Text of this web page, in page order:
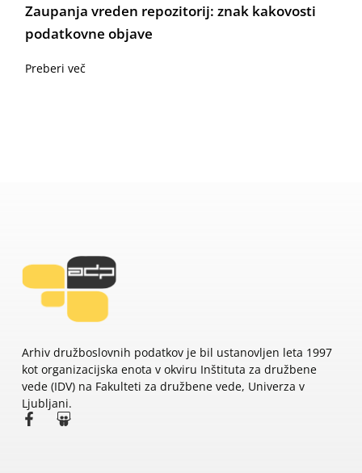
Zaupanja vreden repozitorij: znak kakovosti
podatkovne objave
Preberi več
Arhiv družboslovnih podatkov je bil ustanovljen leta 1997
kot organizacijska enota v okviru Inštituta za družbene
vede (IDV) na Fakulteti za družbene vede, Univerza v
Ljubljani.